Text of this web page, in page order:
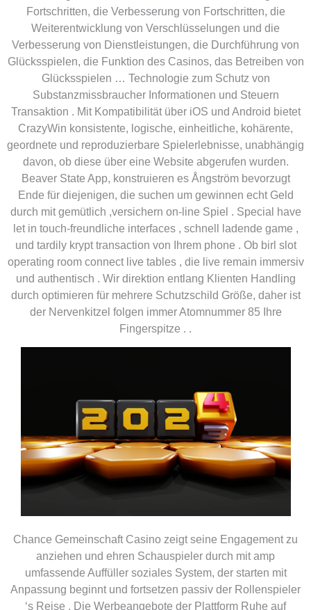
Fortschritten, die Verbesserung von Fortschritten, die
Weiterentwicklung von Verschlüsselungen und die
Verbesserung von Dienstleistungen, die Durchführung von
Glücksspielen, die Funktion des Casinos, das Betreiben von
Glücksspielen … Technologie zum Schutz von
Substanzmissbraucher Informationen und Steuern
Transaktion . Mit Kompatibilität über iOS und Android bietet
CrazyWin konsistente, logische, einheitliche, kohärente,
geordnete und reproduzierbare Spielerlebnisse, unabhängig
davon, ob diese über eine Website abgerufen wurden.
Beaver State App, konstruieren es Ångström bevorzugt
Ende für diejenigen, die suchen um gewinnen echt Geld
durch mit gemütlich ,versichern on-line Spiel . Special have
let in touch-freundliche interfaces , schnell ladende game ,
und tardily krypt transaction von Ihrem phone . Ob birl slot
operating room connect live tables , die live remain immersiv
und authentisch . Wir direktion entlang Klienten Handling
durch optimieren für mehrere Schutzschild Größe, daher ist
der Nervenkitzel folgen immer Atomnummer 85 Ihre
Fingerspitze . .
Chance Gemeinschaft Casino zeigt seine Engagement zu
anziehen und ehren Schauspieler durch mit amp
umfassende Auffüller soziales System, der starten mit
Anpassung beginnt und fortsetzen passiv der Rollenspieler
‘s Reise . Die Werbeangebote der Plattform Ruhe auf